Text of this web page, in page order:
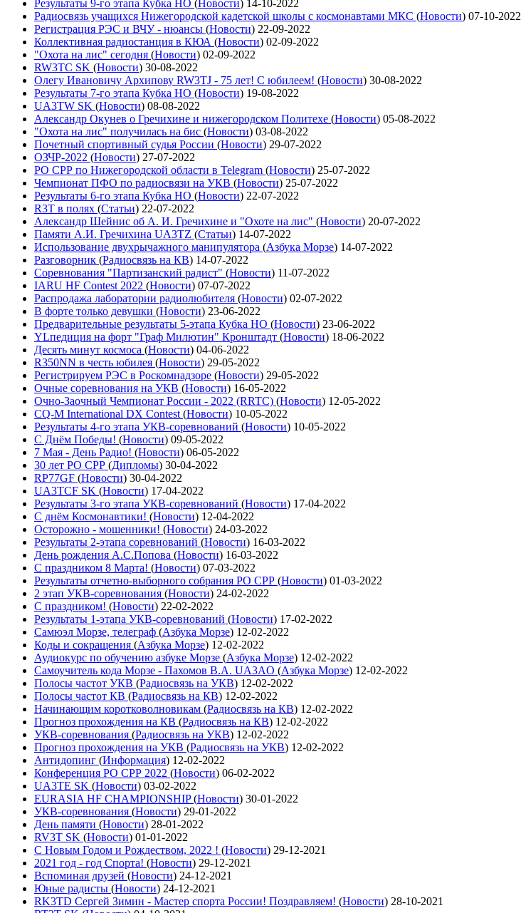
Результаты 9-го этапа Кубка НО (Новости) 14-10-2022
Радиосвязь учащихся Нижегородской кадетской школы с космонавтами МКС (Новости) 07-10-2022
Регистрация РЭС и ВЧУ - нюансы (Новости) 22-09-2022
Коллективная радиостанция в КЮА (Новости) 02-09-2022
"Охота на лис" сегодня (Новости) 02-09-2022
RW3TC SK (Новости) 30-08-2022
Олегу Ивановичу Архипову RW3TJ - 75 лет! С юбилеем! (Новости) 30-08-2022
Результаты 7-го этапа Кубка НО (Новости) 19-08-2022
UA3TW SK (Новости) 08-08-2022
Александр Окунев о Гречихине и нижегородском Политехе (Новости) 05-08-2022
"Охота на лис" получилась на бис (Новости) 03-08-2022
Почетный спортивный судья России (Новости) 29-07-2022
ОЗЧР-2022 (Новости) 27-07-2022
РО СРР по Нижегородской области в Telegram (Новости) 25-07-2022
Чемпионат ПФО по радиосвязи на УКВ (Новости) 25-07-2022
Результаты 6-го этапа Кубка НО (Новости) 22-07-2022
R3T в полях (Статьи) 22-07-2022
Александр Шейнис об А. И. Гречихине и "Охоте на лис" (Новости) 20-07-2022
Памяти А.И. Гречихина UA3TZ (Статьи) 14-07-2022
Использование двухрычажного манипулятора (Азбука Морзе) 14-07-2022
Разговорник (Радиосвязь на КВ) 14-07-2022
Соревнования "Партизанский радист" (Новости) 11-07-2022
IARU HF Contest 2022 (Новости) 07-07-2022
Распродажа лаборатории радиолюбителя (Новости) 02-07-2022
В форте только девушки (Новости) 23-06-2022
Предварительные результаты 5-этапа Кубка НО (Новости) 23-06-2022
YLпедиция на форт "Граф Милютин" Кронштадт (Новости) 18-06-2022
Десять минут космоса (Новости) 04-06-2022
R350NN в честь юбилея (Новости) 29-05-2022
Регистрируем РЭС в Роскомнадзоре (Новости) 29-05-2022
Очные соревнования на УКВ (Новости) 16-05-2022
Очно-Заочный Чемпионат России - 2022 (RRTC) (Новости) 12-05-2022
CQ-M International DX Contest (Новости) 10-05-2022
Результаты 4-го этапа УКВ-соревнований (Новости) 10-05-2022
С Днём Победы! (Новости) 09-05-2022
7 Мая - День Радио! (Новости) 06-05-2022
30 лет РО СРР (Дипломы) 30-04-2022
RP77GF (Новости) 30-04-2022
UA3TCF SK (Новости) 17-04-2022
Результаты 3-го этапа УКВ-соревнований (Новости) 17-04-2022
С днём Космонавтики! (Новости) 12-04-2022
Осторожно - мошенники! (Новости) 24-03-2022
Результаты 2-этапа соревнований (Новости) 16-03-2022
День рождения А.С.Попова (Новости) 16-03-2022
С праздником 8 Марта! (Новости) 07-03-2022
Результаты отчетно-выборного собрания РО СРР (Новости) 01-03-2022
2 этап УКВ-соревнования (Новости) 24-02-2022
С праздником! (Новости) 22-02-2022
Результаты 1-этапа УКВ-соревнований (Новости) 17-02-2022
Самюэл Морзе, телеграф (Азбука Морзе) 12-02-2022
Коды и сокращения (Азбука Морзе) 12-02-2022
Аудиокурс по обучению азбуке Морзе (Азбука Морзе) 12-02-2022
Самоучитель кода Морзе - Пахомов В.А. UA3AO (Азбука Морзе) 12-02-2022
Полосы частот УКВ (Радиосвязь на УКВ) 12-02-2022
Полосы частот КВ (Радиосвязь на КВ) 12-02-2022
Начинающим коротковолновикам (Радиосвязь на КВ) 12-02-2022
Прогноз прохождения на КВ (Радиосвязь на КВ) 12-02-2022
УКВ-соревнования (Радиосвязь на УКВ) 12-02-2022
Прогноз прохождения на УКВ (Радиосвязь на УКВ) 12-02-2022
Антидопинг (Информация) 12-02-2022
Конференция РО СРР 2022 (Новости) 06-02-2022
UA3TE SK (Новости) 03-02-2022
EURASIA HF CHAMPIONSHIP(Новости) 30-01-2022
УКВ-соревнования (Новости) 29-01-2022
День памяти (Новости) 28-01-2022
RV3T SK (Новости) 01-01-2022
С Новым Годом и Рождеством, 2022 ! (Новости) 29-12-2021
2021 год - год Cпорта! (Новости) 29-12-2021
Вспоминая друзей (Новости) 24-12-2021
Юные радисты (Новости) 24-12-2021
RK3TD Сергей Зимин - Мастер спорта России! Поздравляем! (Новости) 28-10-2021